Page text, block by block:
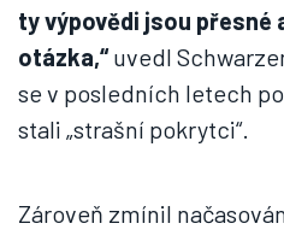
ty výpovědi jsou přesné
otázka,“uvedl
se v posledních letech
stali „strašní pokrytci“.
Zároveň zmínil